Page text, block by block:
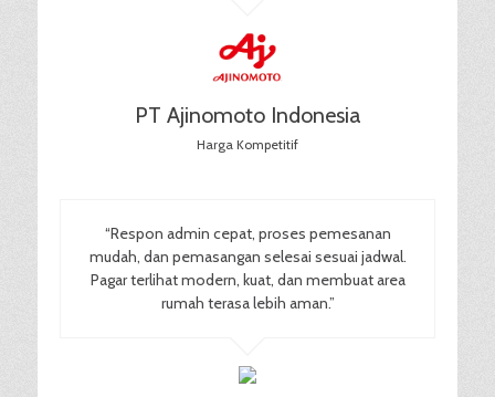
PT Ajinomoto Indonesia
Harga Kompetitif
“Respon admin cepat, proses pemesanan
mudah, dan pemasangan selesai sesuai jadwal.
Pagar terlihat modern, kuat, dan membuat area
rumah terasa lebih aman.”